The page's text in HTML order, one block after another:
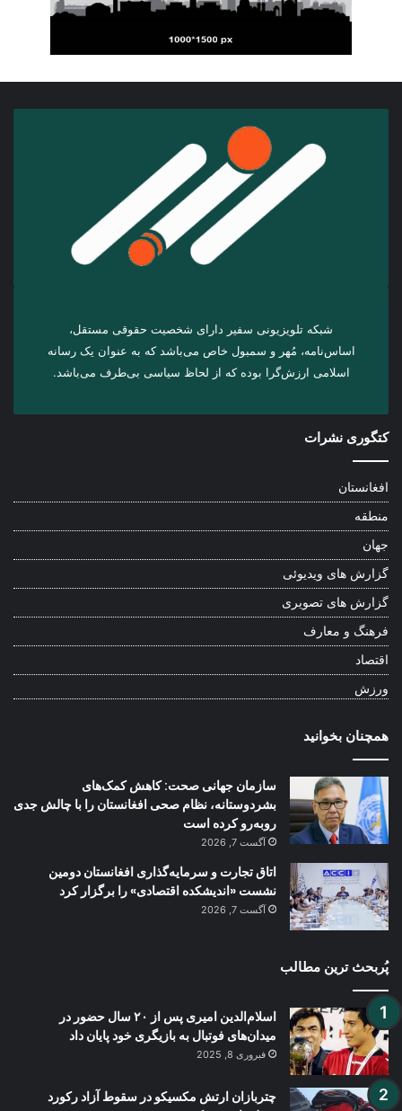
شبکه تلویزیونی سفیر دارای شخصیت حقوقی مستقل،
اساس‌نامه، مُهر و سمبول خاص می‌باشد که به عنوان یک رسانه
اسلامی ارزش‌گرا بوده که از لحاظ سیاسی بی‌طرف می‌باشد.
کتگوری نشرات
افغانستان
منطقه
جهان
گزارش های ویدیوئی
گزارش های تصویری
فرهنگ و معارف
اقتصاد
ورزش
همچنان بخوانید
سازمان جهانی صحت: کاهش کمک‌های
بشردوستانه، نظام صحی افغانستان را با چالش جدی
روبه‌رو کرده است
آگست 7, 2026
اتاق تجارت و سرمایه‌گذاری افغانستان دومین
نشست «اندیشکده اقتصادی» را برگزار کرد
آگست 7, 2026
پُربحث ترین مطالب
اسلام‌الدین امیری پس از ۲۰ سال حضور در
میدان‌های فوتبال به بازیگری خود پایان داد
فبروری 8, 2025
چتربازان ارتش مکسیکو در سقوط آزاد رکورد